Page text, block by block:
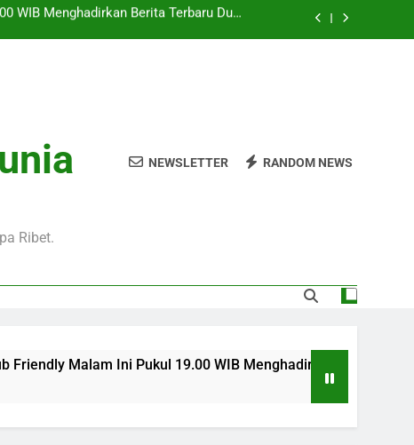
01.00 WIB Lengkap dengan Preview
20.00 WIB di Jalalive Menjadi Sajian
WIB Menghadirkan Berita Terbaru Duel
Klub Terkenal Dari Inggris Dan Jerman
01.00 WIB Lengkap dengan Preview
Jadi Sorotan Besar Pecinta Sepak Bola
Ribet.
NEWSLETTER RANDOM NEWS
Pukul 19.00 WIB Menghadirkan Berita Terbaru Duel